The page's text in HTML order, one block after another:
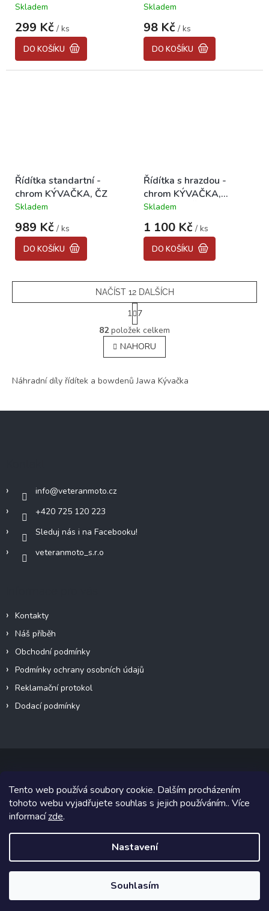
Tento web používá soubory cookie. Dalším procházením
tohoto webu vyjadřujete souhlas s jejich používáním.. Více
informacízde.
Nastavení
Souhlasím
Skladem
299 Kč / ks
DO KOŠÍKU
Skladem
98 Kč / ks
DO KOŠÍKU
Řídítka standartní -
chrom KÝVAČKA, ČZ
Průměrné
hodnocení
produktu
3,5
Skladem
989 Kč / ks
DO KOŠÍKU
Řídítka s hrazdou -
chrom KÝVAČKA,
PANELKA, ČZ
Průměrné
produktu
4,8
hvězdiček.
Skladem
1 100 Kč / ks
DO KOŠÍKU
O
v
l
á
a
u
NAČÍST 12 DALŠÍCH
S
t
r
á
n
k
v
í
1 7
82položek celkem
NAHORU
Náhradní díly řídítek a bowdenů Jawa Kývačka
info@veteranmoto.cz
+420 725 120 223
Sleduj nás i na Facebooku!
veteranmoto_s.r.o
Kontakty
Náš příběh
Obchodní podmínky
Podmínky ochrany osobních údajů
Reklamační protokol
Dodací podmínky
Copyright 2026VeteránMoto s.r.o.. Všechna práva vyhrazena.
Grafický návrh vytvořil a na Shoptet implementoval
Shoptetak.cz.